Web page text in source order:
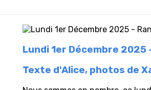
Lundi 1er Décembre
Texte d'Alice, photos de